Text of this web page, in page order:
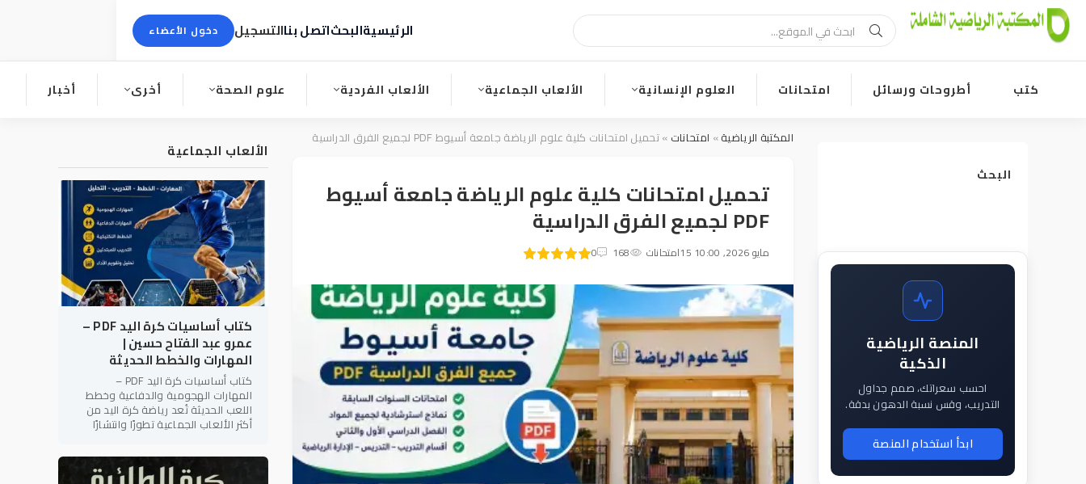
الرئيسيةالبحثاتصل بناالتسجيل دخول الأعضاء
كتب أطروحات ورسائل امتحانات العلوم الإنسانية الألعاب الجماعية الألعاب الفردية علوم الصحة أخرى أخبار
البحث
المنصة الرياضية
الذكية
احسب سعراتك، صمم جداول
التدريب، وقس نسبة الدهون بدقة.
ابدأ استخدام المنصة
المكتبة الرياضية» امتحانات » تحميل امتحانات كلية علوم الرياضة جامعة أسيوط PDF لجميع الفرق الدراسية
تحميل امتحانات كلية علوم الرياضة جامعة أسيوط
PDF لجميع الفرق الدراسية
15 مايو 2026, 10:00 امتحانات 168
0 100
1
2
3
4
5
الألعاب الجماعية
كتاب أساسيات كرة اليد PDF –
عمرو عبد الفتاح حسين |
المهارات والخطط الحديثة
كتاب أساسيات كرة اليد PDF –
المهارات الهجومية والدفاعية وخطط
اللعب الحديثة تُعد رياضة كرة اليد من
أكثر الألعاب الجماعية تطورًا وانتشارًا
سرعة الأداء، والتنوع الخططي،